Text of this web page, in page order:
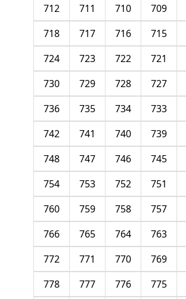
709
710
711
712
715
716
717
718
721
722
723
724
727
728
729
730
733
734
735
736
739
740
741
742
745
746
747
748
751
752
753
754
757
758
759
760
763
764
765
766
769
770
771
772
775
776
777
778